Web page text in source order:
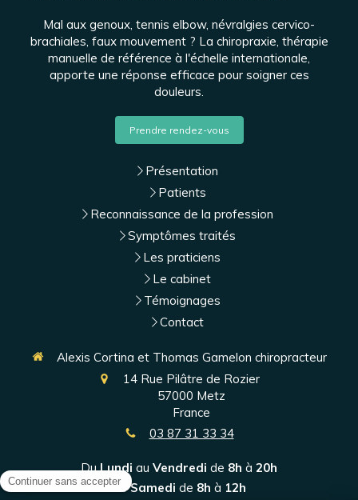
Mal aux genoux, tennis elbow, névralgies cervico-
brachiales, faux mouvement ? La chiropraxie, thérapie
manuelle de référence à l'échelle internationale,
apporte une réponse efficace pour soigner ces
douleurs.
Prendre rendez-vous
Présentation
Patients
Reconnaissance de la profession
Symptômes traités
Les praticiens
Le cabinet
Témoignages
Contact
Alexis Cortina et Thomas Gamelon chiropracteur
14 Rue Pilâtre de Rozier
57000 Metz
France
03 87 31 33 34
DuLundi au Vendredi de 8h à 20h
LeSamedi de 8h à 12h